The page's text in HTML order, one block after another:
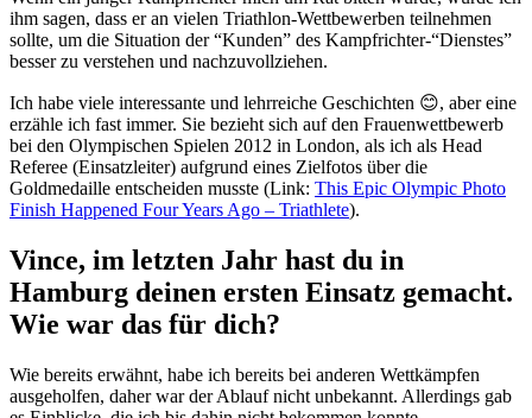
ihm sagen, dass er an vielen Triathlon-Wettbewerben teilnehmen
sollte, um die Situation der “Kunden” des Kampfrichter-“Dienstes”
besser zu verstehen und nachzuvollziehen.
Ich habe viele interessante und lehrreiche Geschichten 😊, aber eine
erzähle ich fast immer. Sie bezieht sich auf den Frauenwettbewerb
bei den Olympischen Spielen 2012 in London, als ich als Head
Referee (Einsatzleiter) aufgrund eines Zielfotos über die
Goldmedaille entscheiden musste (Link: This Epic Olympic Photo
Finish Happened Four Years Ago – Triathlete).
Vince, im letzten Jahr hast du in
Hamburg deinen ersten Einsatz gemacht.
Wie war das für dich?
Wie bereits erwähnt, habe ich bereits bei anderen Wettkämpfen
ausgeholfen, daher war der Ablauf nicht unbekannt. Allerdings gab